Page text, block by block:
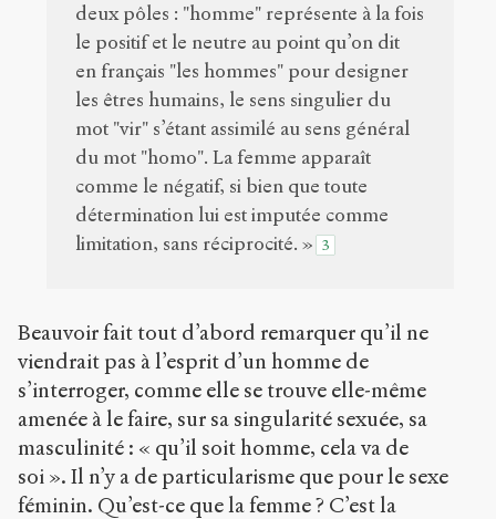
deux pôles : "homme" représente à la fois
le positif et le neutre au point qu’on dit
en français "les hommes" pour designer
les êtres humains, le sens singulier du
mot "vir" s’étant assimilé au sens général
du mot "homo". La femme apparaît
comme le négatif, si bien que toute
détermination lui est imputée comme
limitation, sans réciprocité. » 3
Beauvoir fait tout d’abord remarquer qu’il ne
viendrait pas à l’esprit d’un homme de
s’interroger, comme elle se trouve elle-même
amenée à le faire, sur sa singularité sexuée, sa
masculinité : « qu’il soit homme, cela va de
soi ». Il n’y a de particularisme que pour le sexe
féminin. Qu’est-ce que la femme ? C’est la